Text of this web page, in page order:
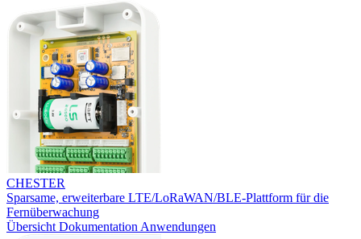
CHESTER
Sparsame, erweiterbare LTE/LoRaWAN/BLE-Plattform für die
Fernüberwachung
Übersicht Dokumentation Anwendungen